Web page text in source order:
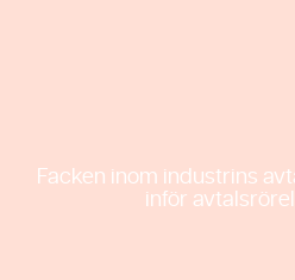
Facken inom industrins
inför